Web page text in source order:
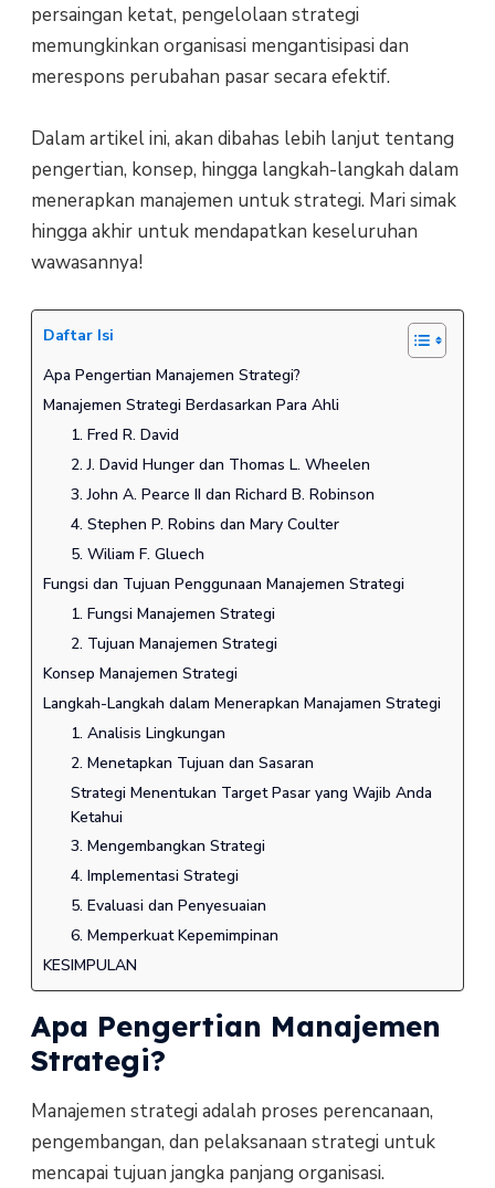
persaingan ketat, pengelolaan strategi
memungkinkan organisasi mengantisipasi dan
merespons perubahan pasar secara efektif.
Dalam artikel ini, akan dibahas lebih lanjut tentang
pengertian, konsep, hingga langkah-langkah dalam
menerapkan manajemen untuk strategi. Mari simak
hingga akhir untuk mendapatkan keseluruhan
wawasannya!
Daftar Isi
Apa Pengertian Manajemen Strategi?
Manajemen Strategi Berdasarkan Para Ahli
1. Fred R. David
2. J. David Hunger dan Thomas L. Wheelen
3. John A. Pearce II dan Richard B. Robinson
4. Stephen P. Robins dan Mary Coulter
5. Wiliam F. Gluech
Fungsi dan Tujuan Penggunaan Manajemen Strategi
1. Fungsi Manajemen Strategi
2. Tujuan Manajemen Strategi
Konsep Manajemen Strategi
Langkah-Langkah dalam Menerapkan Manajamen Strategi
1. Analisis Lingkungan
2. Menetapkan Tujuan dan Sasaran
Strategi Menentukan Target Pasar yang Wajib Anda
Ketahui
3. Mengembangkan Strategi
4. Implementasi Strategi
5. Evaluasi dan Penyesuaian
6. Memperkuat Kepemimpinan
KESIMPULAN
Apa Pengertian Manajemen
Strategi?
Manajemen strategi adalah proses perencanaan,
pengembangan, dan pelaksanaan strategi untuk
mencapai tujuan jangka panjang organisasi.